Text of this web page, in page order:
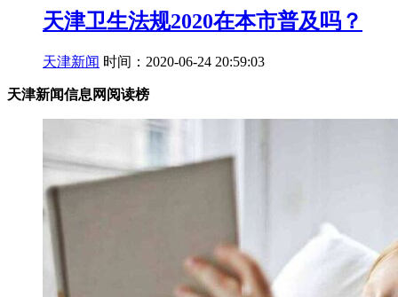
天津卫生法规2020在本市普及吗？
天津新闻 时间：2020-06-24 20:59:03
天津新闻信息网阅读榜